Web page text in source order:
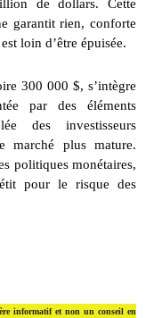
de dollars. Cette
garantit rien, conforte
loin d’être épuisée.
300 000 $, s’intègre
par des éléments
des investisseurs
marché plus mature.
politiques monétaires,
pour le risque des
informatif et non un conseil en